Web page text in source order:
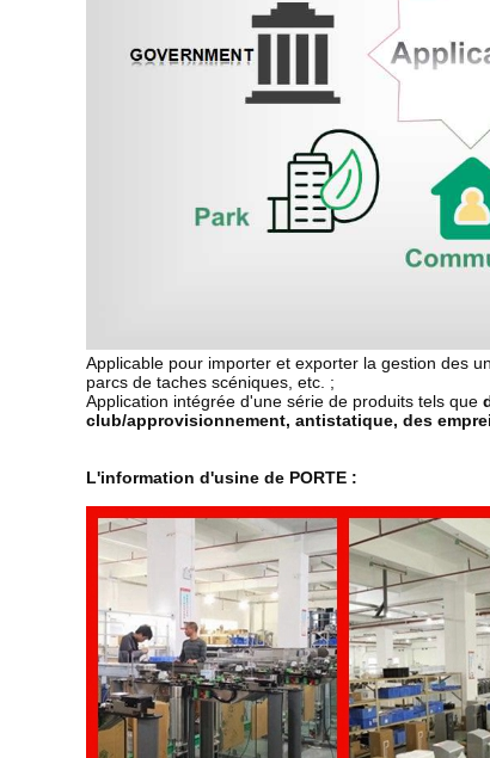
Applicable pour importer et exporter la gestion des
parcs de taches scéniques, etc. ;
Application intégrée d'une série de produits tels que
club/approvisionnement, antistatique, des
L'information d'usine de PORTE :